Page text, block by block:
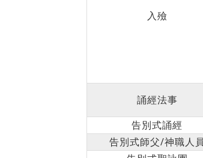
入殮
誦經法事
告別式誦經
告別式師父/神職人員